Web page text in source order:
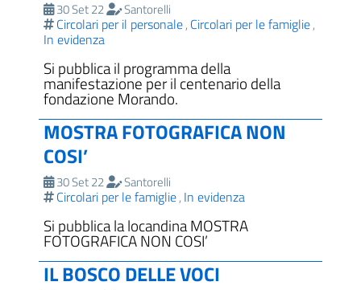
30 Set 22 Santorelli
Circolari per il personale, Circolari per le famiglie,
In evidenza
Si pubblica il programma della
manifestazione per il centenario della
fondazione Morando.
MOSTRA FOTOGRAFICA NON
COSI’
30 Set 22 Santorelli
Circolari per le famiglie, In evidenza
Si pubblica la locandina MOSTRA
FOTOGRAFICA NON COSI’
IL BOSCO DELLE VOCI